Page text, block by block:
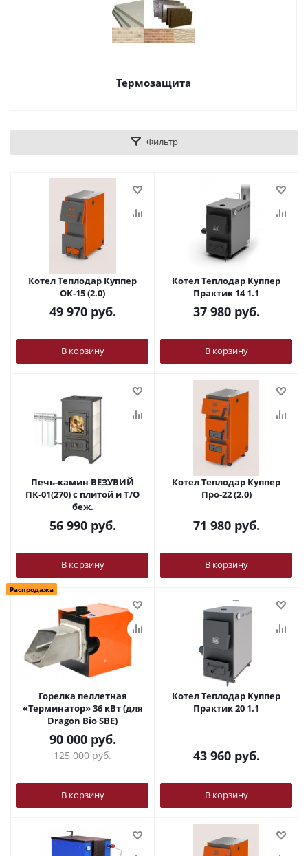
Термозащита
Фильтр
Котел Теплодар Куппер
ОК-15 (2.0)
49 970руб.
В корзину
Котел Теплодар Куппер
Практик 14 1.1
37 980руб.
В корзину
Печь-камин ВЕЗУВИЙ
ПК-01(270) с плитой и Т/О
беж.
56 990руб.
В корзину
Котел Теплодар Куппер
Про-22 (2.0)
71 980руб.
В корзину
Распродажа
Горелка пеллетная
«Терминатор» 36 кВт (для
Dragon Bio SBE)
90 000руб.
125 000руб.
В корзину
Котел Теплодар Куппер
Практик 20 1.1
43 960руб.
В корзину